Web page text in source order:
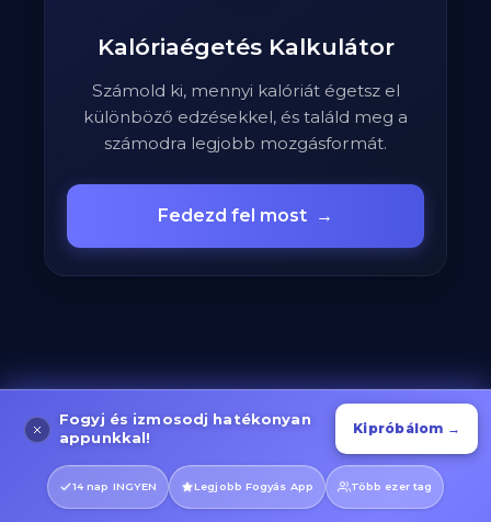
Kalóriaégetés Kalkulátor
Számold ki, mennyi kalóriát égetsz el
különböző edzésekkel, és találd meg a
számodra legjobb mozgásformát.
Fedezd fel most →
Fogyj és izmosodj hatékonyan
appunkkal!
Kipróbálom →
14 nap INGYEN Legjobb Fogyás App Több ezer tag